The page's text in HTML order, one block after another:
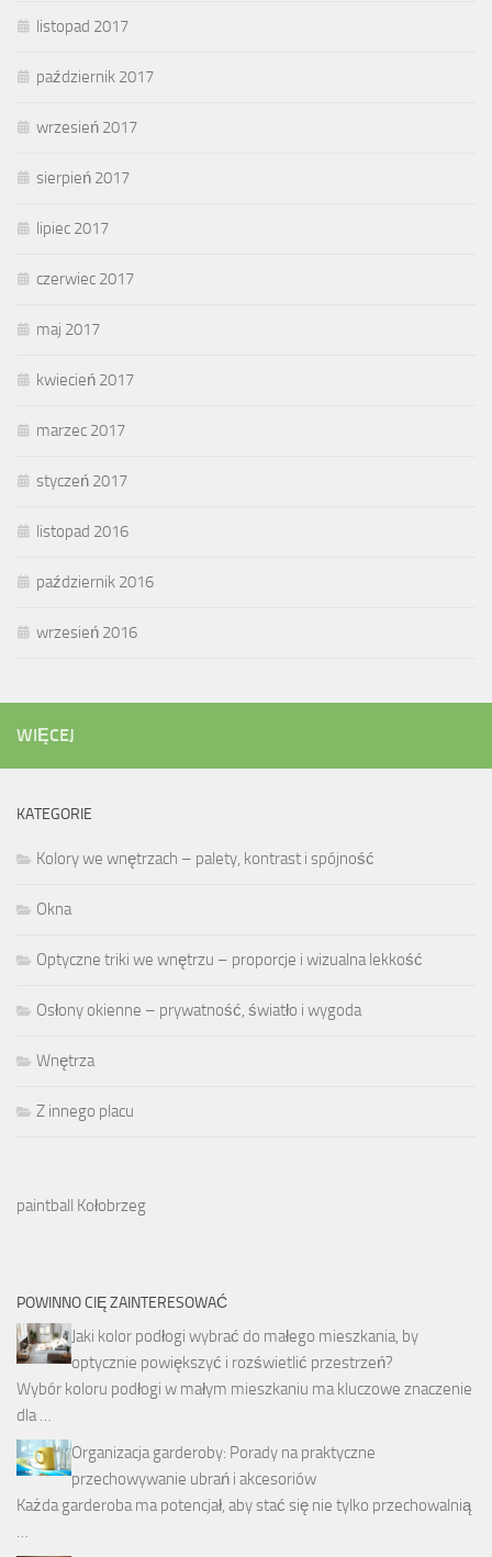
listopad 2017
październik 2017
wrzesień 2017
sierpień 2017
lipiec 2017
czerwiec 2017
maj 2017
kwiecień 2017
marzec 2017
styczeń 2017
listopad 2016
październik 2016
wrzesień 2016
WIĘCEJ
KATEGORIE
Kolory we wnętrzach – palety, kontrast i spójność
Okna
Optyczne triki we wnętrzu – proporcje i wizualna lekkość
Osłony okienne – prywatność, światło i wygoda
Wnętrza
Z innego placu
paintball Kołobrzeg
POWINNO CIĘ ZAINTERESOWAĆ
Jaki kolor podłogi wybrać do małego mieszkania, by
optycznie powiększyć i rozświetlić przestrzeń?
Wybór koloru podłogi w małym mieszkaniu ma kluczowe znaczenie
dla …
Organizacja garderoby: Porady na praktyczne
przechowywanie ubrań i akcesoriów
Każda garderoba ma potencjał, aby stać się nie tylko przechowalnią
…